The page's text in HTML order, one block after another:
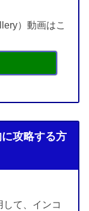
）動画はこ
攻略する方
て、インコ